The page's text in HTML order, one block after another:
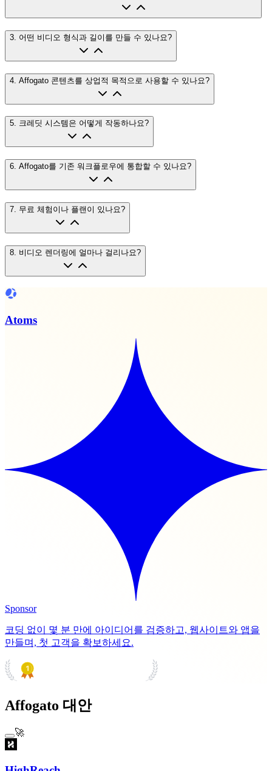
3 어떤 비디오 형식과 길이를 만들 수 있나요?
4 Affogato 콘텐츠를 상업적 목적으로 사용할 수 있나요?
5. 크레딧 시스템은 어떻게 작동하나요?
6. Affogato를 기존 워크플로우에 통합할 수 있나요?
7 무료 체험이나 플랜이 있나요?
8 비디오 렌더링에 얼마나 걸리나요?
Atoms
Sponsor
코딩 없이 몇 분 만에 아이디어를 검증하고, 웹사이트와 앱을
만들며, 첫 고객을 확보하세요.
Affogato 대안
🚀